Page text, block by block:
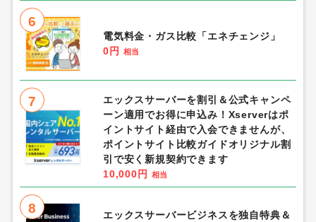
6
電気料金・ガス比較「エネチェンジ」
0円
相当
7
エックスサーバーを割引＆公式キャンペ
ーン適用でお得に申込み！Xserverはポ
イントサイト経由で入会できませんが、
ポイントサイト比較ガイドオリジナル割
引で安く新規契約できます
10,000円
相当
8
エックスサーバービジネスを独自特典＆